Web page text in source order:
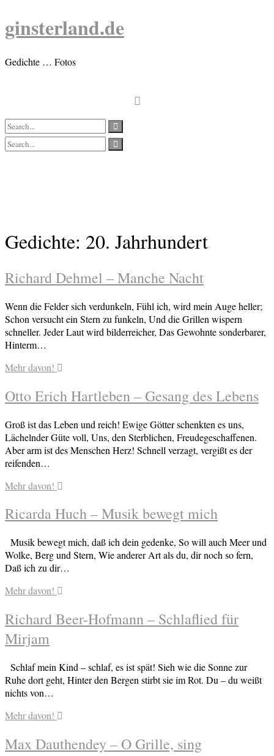
Skip
to
ginsterland.de
Gedichte … Fotos
Gedichte: 20. Jahrhundert
Richard Dehmel – Manche Nacht
Wenn die Felder sich verdunkeln, Fühl ich, wird mein Auge heller;
Schon versucht ein Stern zu funkeln, Und die Grillen wispern
schneller. Jeder Laut wird bilderreicher, Das Gewohnte sonderbarer,
Hinterm…
Mehr davon!
Otto Erich Hartleben – Gesang des Lebens
Groß ist das Leben und reich! Ewige Götter schenkten es uns,
Lächelnder Güte voll, Uns, den Sterblichen, Freudegeschaffenen.
Aber arm ist des Menschen Herz! Schnell verzagt, vergißt es der
reifenden…
Mehr davon!
Ricarda Huch – Musik bewegt mich
Musik bewegt mich, daß ich dein gedenke, So will auch Meer und
Wolke, Berg und Stern, Wie anderer Art als du, dir noch so fern,
Daß ich zu dir…
Mehr davon!
Richard Beer-Hofmann – Schlaflied für
Mirjam
Schlaf mein Kind – schlaf, es ist spät! Sieh wie die Sonne zur
Ruhe dort geht, Hinter den Bergen stirbt sie im Rot. Du – du weißt
nichts von…
Mehr davon!
Max Dauthendey – O Grille, sing